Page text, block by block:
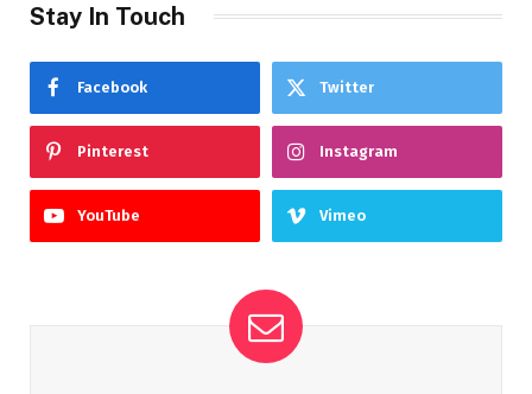
Stay In Touch
Facebook Twitter
Pinterest Instagram
YouTube Vimeo